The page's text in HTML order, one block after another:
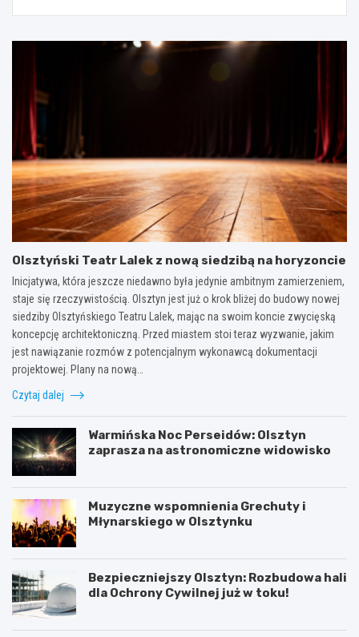
Olsztyński Teatr Lalek z nową siedzibą na horyzoncie
Inicjatywa, która jeszcze niedawno była jedynie ambitnym zamierzeniem,
staje się rzeczywistością. Olsztyn jest już o krok bliżej do budowy nowej
siedziby Olsztyńskiego Teatru Lalek, mając na swoim koncie zwycięską
koncepcję architektoniczną. Przed miastem stoi teraz wyzwanie, jakim
jest nawiązanie rozmów z potencjalnym wykonawcą dokumentacji
projektowej. Plany na nową…
Czytaj dalej
Warmińska Noc Perseidów: Olsztyn
zaprasza na astronomiczne widowisko
Muzyczne wspomnienia Grechuty i
Młynarskiego w Olsztynku
Bezpieczniejszy Olsztyn: Rozbudowa hali
dla Ochrony Cywilnej już w toku!